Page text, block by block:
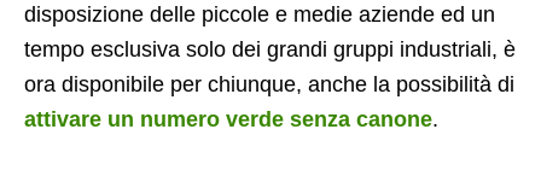
disposizione delle piccole e medie aziende ed un
tempo esclusiva solo dei grandi gruppi industriali, è
ora disponibile per chiunque, anche la possibilità di
attivare un numero verde senza canone.